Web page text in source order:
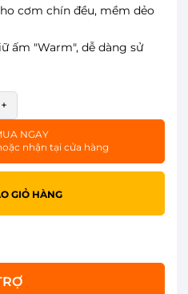
cơm chín đều, mềm dẻo
ấm "Warm", dễ dàng sử
+
NGAY
nhận tại cửa hàng
GIỎ HÀNG